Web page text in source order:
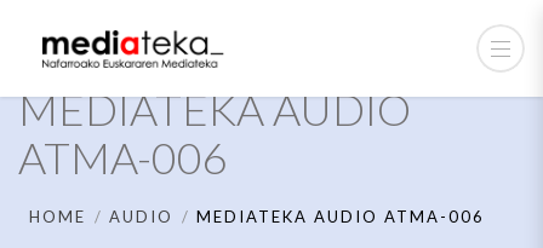
MEDIATEKA AUDIO
ATMA-006
HOME AUDIO MEDIATEKA AUDIO ATMA-006